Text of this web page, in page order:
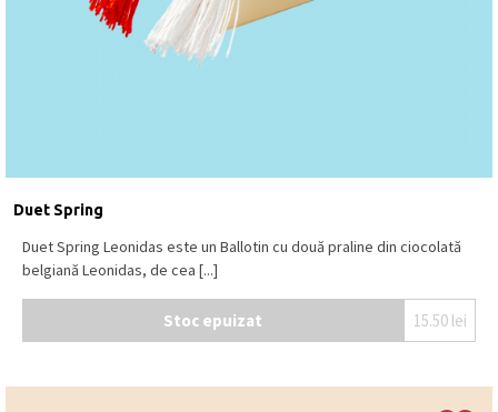
Duet Spring
Duet Spring Leonidas este un Ballotin cu două praline din ciocolată
belgiană Leonidas, de cea [...]
Stoc epuizat 15.50 lei